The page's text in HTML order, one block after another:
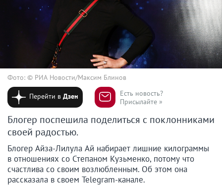
Фото: © РИА Новости/Максим Блинов
Перейти вДзен
Есть новость?
Присылайте »
Блогер поспешила поделиться с поклонниками
своей радостью.
Блогер Айза-Лилула Ай набирает лишние килограммы
в отношениях со Степаном Кузьменко, потому что
счастлива со своим возлюбленным. Об этом она
рассказала в своем Telegram-канале.